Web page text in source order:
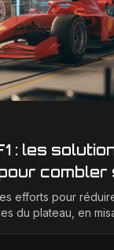
: les
combler
2026
efforts pour
du plateau, en